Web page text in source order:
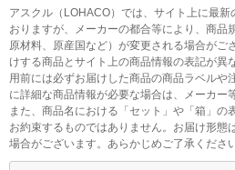
アスクル（LOHACO）では、サイト上に最
おりますが、メーカーの都合等により、商品
原材料、原産国など）が変更される場合がご
けする商品とサイト上の商品情報の表記が異
用前には必ずお届けした商品の商品ラベルや
に詳細な商品情報が必要な場合は、メーカー
また、商品名における「セット」や「箱」の
お約束するものではありません。お届け形態
場合がございます。あらかじめご了承ください